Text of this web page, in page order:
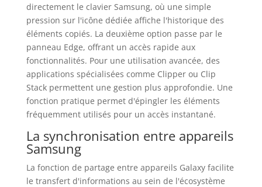
directement le clavier Samsung, où une simple
pression sur l'icône dédiée affiche l'historique des
éléments copiés. La deuxième option passe par le
panneau Edge, offrant un accès rapide aux
fonctionnalités. Pour une utilisation avancée, des
applications spécialisées comme Clipper ou Clip
Stack permettent une gestion plus approfondie. Une
fonction pratique permet d'épingler les éléments
fréquemment utilisés pour un accès instantané.
La synchronisation entre appareils
Samsung
La fonction de partage entre appareils Galaxy facilite
le transfert d'informations au sein de l'écosystème